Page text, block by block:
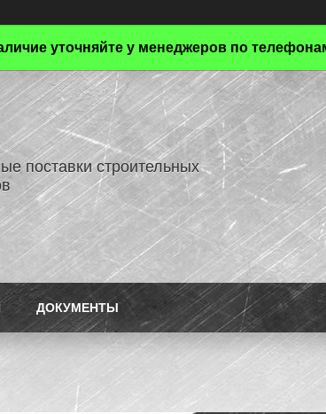
уточняйте у менеджеров по
поставки строительных
ДОКУМЕНТЫ